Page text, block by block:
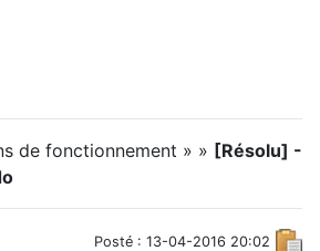
de fonctionnement » » [Résolu] -
Posté : 13-04-2016 20:02